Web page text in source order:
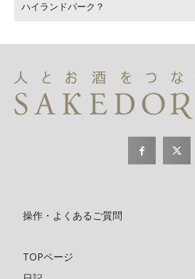
ハイランドパーク？
操作・よくあるご質問
TOPページ